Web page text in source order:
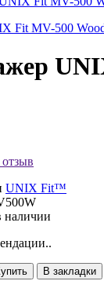
UNIX Fit™
наличии
В закладки